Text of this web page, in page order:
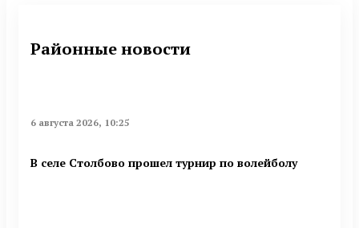
Районные новости
6 августа 2026, 10:25
В селе Столбово прошел турнир по волейболу